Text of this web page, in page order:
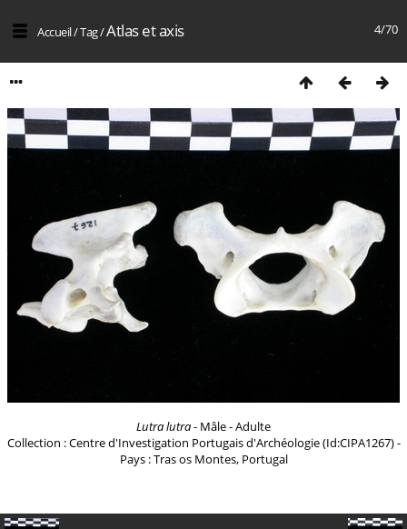
4/70
Accueil/Tag/Atlas et axis
Lutra lutra- Mâle - Adulte
Collection : Centre d'Investigation Portugais d'Archéologie (Id:CIPA1267) -
Pays : Tras os Montes, Portugal